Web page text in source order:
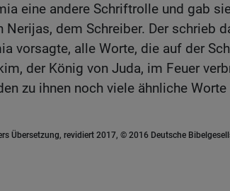
eine andere Schriftrolle und gab
Nerijas, dem Schreiber. Der schrieb
vorsagte, alle Worte, die auf der
der König von Juda, im Feuer
zu ihnen noch viele ähnliche Worte
Übersetzung, revidiert 2017, © 2016 Deutsche